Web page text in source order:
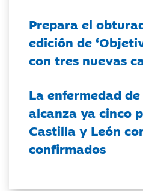
Prepara el
edición de
con tres nuevas
La enfermedad
alcanza ya cinco
Castilla y León
confirmados